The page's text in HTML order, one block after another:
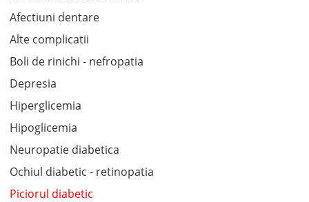
Afectiuni dentare
Alte complicatii
Boli de rinichi - nefropatia
Depresia
Hiperglicemia
Hipoglicemia
Neuropatie diabetica
Ochiul diabetic - retinopatia
Piciorul diabetic